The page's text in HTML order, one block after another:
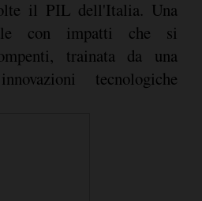
il PIL dell'Italia. Una
con impatti che si
trainata da una
tecnologiche